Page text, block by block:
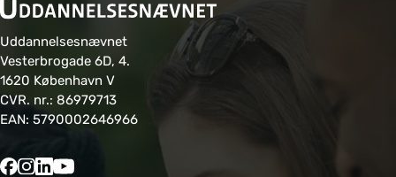
Uddannelsesnævnet
Vesterbrogade 6D, 4.
1620 København V
CVR. nr.: 86979713
EAN: 5790002646966